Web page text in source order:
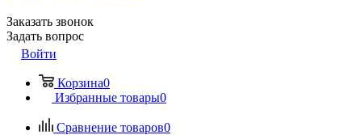
Заказать звонок
Задать вопрос
Войти
Корзина0
Избранные товары0
Сравнение товаров0